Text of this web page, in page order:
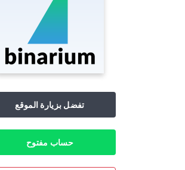
تفضل بزيارة الموقع
حساب مفتوح